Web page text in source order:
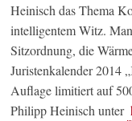
Heinisch das Thema
intelligentem Witz.
Sitzordnung, die
Juristenkalender 2014
Auflage limitiert auf
Philipp Heinisch unter